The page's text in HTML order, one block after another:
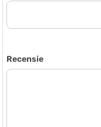
Recensie